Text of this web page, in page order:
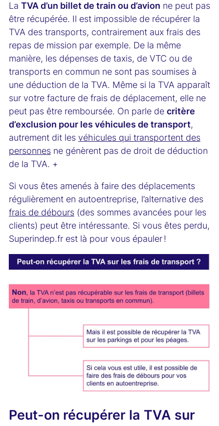
La TVA d’un billet de train ou d’avion ne peut pas
être récupérée. Il est impossible de récupérer la
TVA des transports, contrairement aux frais des
repas de mission par exemple. De la même
manière, les dépenses de taxis, de VTC ou de
transports en commun ne sont pas soumises à
une déduction de la TVA. Même si la TVA apparaît
sur votre facture de frais de déplacement, elle ne
peut pas être remboursée. On parle de critère
d’exclusion pour les véhicules de transport,
autrement dit les véhicules qui transportent des
personnes ne génèrent pas de droit de déduction
de la TVA. +
Si vous êtes amenés à faire des déplacements
régulièrement en autoentreprise, l’alternative des
frais de débours (des sommes avancées pour les
clients) peut être intéressante. Si vous êtes perdu,
Superindep.fr est là pour vous épauler !
Peut-on récupérer la TVA sur